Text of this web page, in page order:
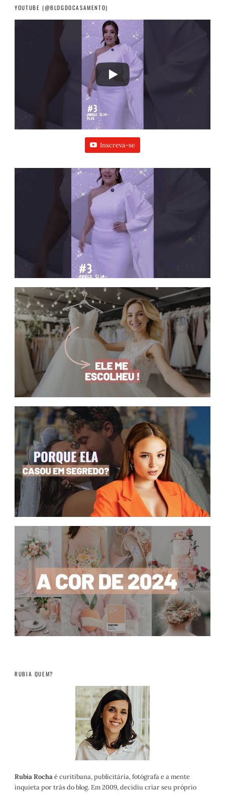
YOUTUBE (@BLOGDOCASAMENTO)
Inscreva-se
RUBIA QUEM?
Rubia Rochaé curitibana, publicitária, fotógrafa e a mente
inquieta por trás do blog. Em 2009, decidiu criar seu próprio